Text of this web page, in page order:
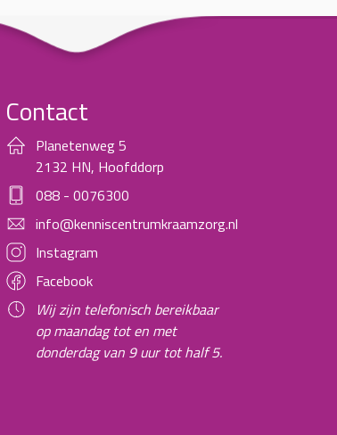
Contact
Planetenweg 5
2132 HN, Hoofddorp
088 - 0076300
info@kenniscentrumkraamzorg.nl
Instagram
Facebook
Wij zijn telefonisch bereikbaar
op maandag tot en met
donderdag van 9 uur tot half 5.